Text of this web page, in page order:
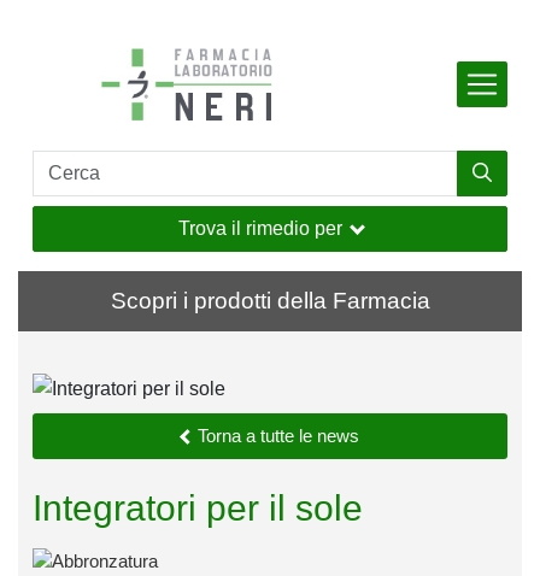
Trova il rimedio per
Scopri i prodotti della Farmacia
muscoli
Torna a tutte le news
Integratori per il sole